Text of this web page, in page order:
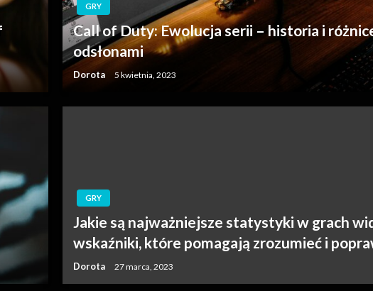
GRY
Call of Duty: Ewolucja serii – historia i
odsłonami
Dorota 5 kwietnia, 2023
GRY
Jakie są najważniejsze statystyki w grach
wskaźniki, które pomagają zrozumieć i
Dorota 27 marca, 2023